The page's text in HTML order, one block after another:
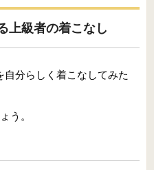
上級者の着こなし
分らしく着こなしてみた
う。